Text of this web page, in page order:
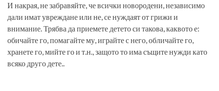
И накрая, не забравяйте, че всички новородени, независимо
дали имат увреждане или не, се нуждаят от грижи и
внимание. Трябва да приемете детето си такова, каквото е:
обичайте го, помагайте му, играйте с него, обличайте го,
хранете го, мийте го и т.н., защото то има същите нужди като
всяко друго дете..